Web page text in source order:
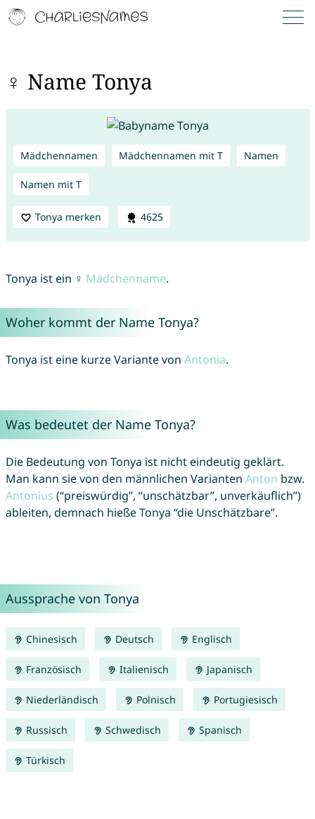
♀ Name Tonya
Mädchennamen Mädchennamen mit T Namen
Namen mit T
Tonya merken 4625
Tonya ist ein ♀ Mädchenname.
Woher kommt der Name Tonya?
Tonya ist eine kurze Variante von Antonia.
Was bedeutet der Name Tonya?
Die Bedeutung von Tonya ist nicht eindeutig geklärt.
Man kann sie von den männlichen Varianten Anton bzw.
Antonius (“preiswürdig”, “unschätzbar”, unverkäuflich”)
ableiten, demnach hieße Tonya “die Unschätzbare”.
Aussprache von Tonya
Chinesisch Deutsch Englisch
Französisch Italienisch Japanisch
Niederländisch Polnisch Portugiesisch
Russisch Schwedisch Spanisch
Türkisch